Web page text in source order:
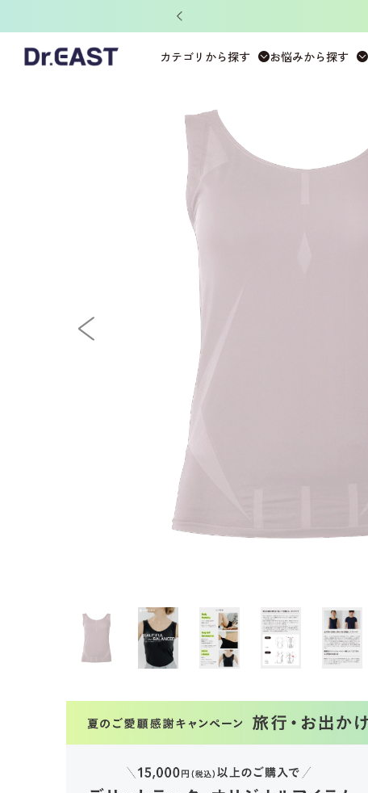
カテゴリから探す お悩みから探す
DERIT TECH